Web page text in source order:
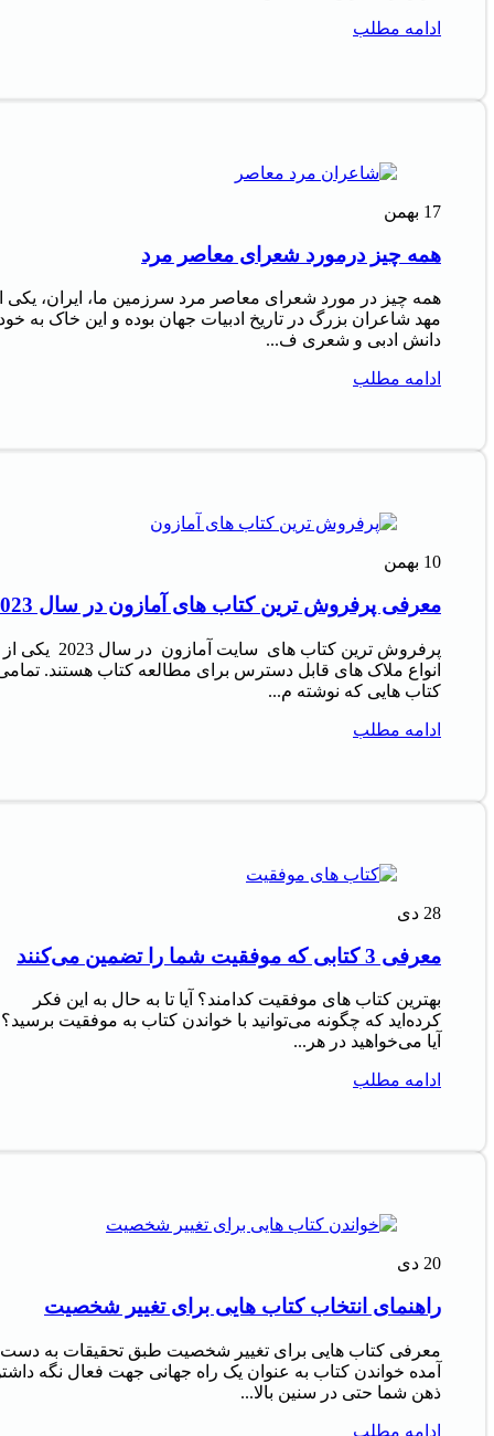
ادامه مطلب
17 بهمن
همه چیز درمورد شعرای معاصر مرد
همه چیز در مورد شعرای معاصر مرد سرزمین ما، ایران، یکی
مهد شاعران بزرگ در تاریخ ادبیات جهان بوده و این خاک به
دانش ادبی و شعری ف...
ادامه مطلب
10 بهمن
معرفی پرفروش‌ ترین کتاب‌ های آمازون در سال 2023
پرفروش‌ ترین کتاب‌ های سایت آمازون در سال 2023 یکی از
انواع ملاک‌ های قابل دسترس برای مطالعه کتاب هستند.
کتاب‌ هایی که نوشته م...
ادامه مطلب
28 دی
معرفی 3 کتابی که موفقیت شما را تضمین می‌کنند
بهترین کتاب های موفقیت کدامند؟ آیا تا به حال به این فکر
کرده‌اید که چگونه می‌توانید با خواندن کتاب به موفقیت برسید؟
آیا می‌خواهید در هر...
ادامه مطلب
20 دی
راهنمای انتخاب کتاب هایی برای تغییر شخصیت
معرفی کتاب هایی برای تغییر شخصیت طبق تحقیقات به دست
آمده خواندن کتاب به عنوان یک راه جهانی جهت فعال نگه
ذهن شما حتی در سنین بالا...
ادامه مطلب